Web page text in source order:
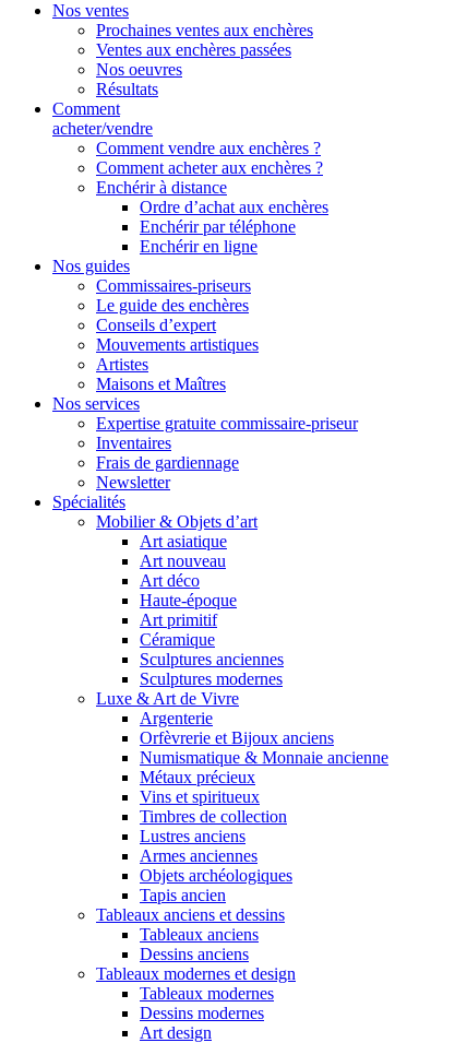
Nos ventes
Prochaines ventes aux enchères
Ventes aux enchères passées
Nos oeuvres
Résultats
Comment
acheter/vendre
Comment vendre aux enchères ?
Comment acheter aux enchères ?
Enchérir à distance
Ordre d’achat aux enchères
Enchérir par téléphone
Enchérir en ligne
Nos guides
Commissaires-priseurs
Le guide des enchères
Conseils d’expert
Mouvements artistiques
Artistes
Maisons et Maîtres
Nos services
Expertise gratuite commissaire-priseur
Inventaires
Frais de gardiennage
Newsletter
Spécialités
Mobilier & Objets d’art
Art asiatique
Art nouveau
Art déco
Haute-époque
Art primitif
Céramique
Sculptures anciennes
Sculptures modernes
Luxe & Art de Vivre
Argenterie
Orfèvrerie et Bijoux anciens
Numismatique & Monnaie ancienne
Métaux précieux
Vins et spiritueux
Timbres de collection
Lustres anciens
Armes anciennes
Objets archéologiques
Tapis ancien
Tableaux anciens et dessins
Tableaux anciens
Dessins anciens
Tableaux modernes et design
Tableaux modernes
Dessins modernes
Art design